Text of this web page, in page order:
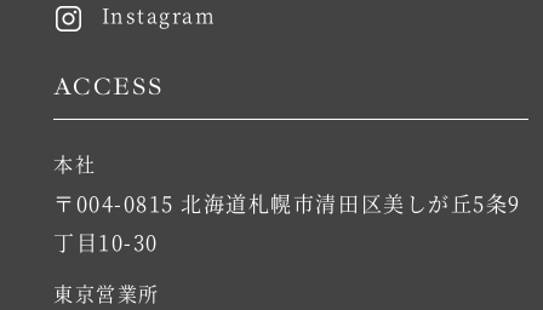
Instagram
ACCESS
本社
〒004-0815 北海道札幌市清田区美しが丘5条9
丁目10-30
東京営業所